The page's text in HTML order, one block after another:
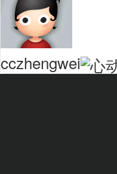
cczhengwei